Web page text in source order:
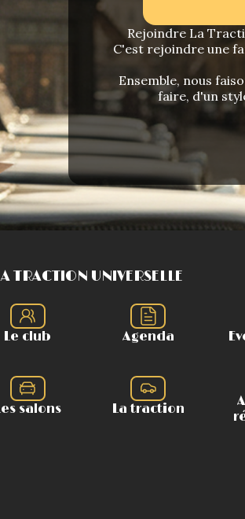
Rejoindre La
C'est rejoindre une
Ensemble, nous
faire, d'un
TRACTION UNIVERSELLE
Le club Agenda
salons La traction